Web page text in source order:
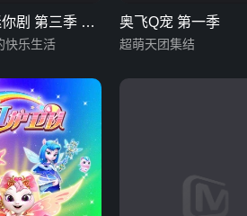
剧 第三季 英
快乐生活
奥飞Q宠 第一季
超萌天团集结